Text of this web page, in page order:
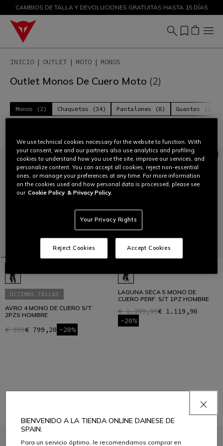
DESCUENTOS DE HASTA EL 50 % – ¡COMPRA AHORA
CAMBIOS DE TALLA Y DEVOLUCIONES GRATUITAS HASTA 15 DÍAS
INICIO OUTLET MOTO MONOS
Outlet Monos De Cuero Moto (2)
Monos (2) Chaquetas (34) Pantalones (8) Guantes (25)
ÚLTIMAS TALLAS
AVRO 4 MONO DE CUERO S/T
2PZS HOMBRE
€ 999€ 799,20 -20%
LAGUNA SECA 5 MONO DE
CUERO PERF. S/T 1PZ HOMBRE
€ 1.399,95€ 1.119,96
-20%
BIENVENIDO A LA TIENDA ONLINE DAINESE DE
SPAIN.
Para un servicio óptimo, le recomendamos comprar en
We use technical cookies necessary for the website to function. With
your consent, we and our partners also use analytics and profiling
cookies to understand how you use the site, improve our services, and
personalize content. You can accept all cookies, reject non-essential
ones, or manage your preferences at any time. For more information
on the cookies used and how personal data is processed, please see
our Cookie Policy & Privacy Policy.
Your Privacy Rights
Reject Cookies Accept Cookies